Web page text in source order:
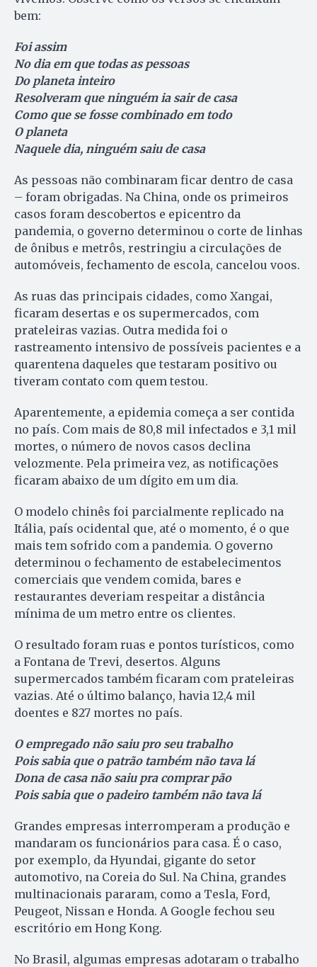
bem:
Foi assim
No dia em que todas as pessoas
Do planeta inteiro
Resolveram que ninguém ia sair de casa
Como que se fosse combinado em todo
O planeta
Naquele dia, ninguém saiu de casa
As pessoas não combinaram ficar dentro de casa
– foram obrigadas. Na China, onde os primeiros
casos foram descobertos e epicentro da
pandemia, o governo determinou o corte de linhas
de ônibus e metrôs, restringiu a circulações de
automóveis, fechamento de escola, cancelou voos.
As ruas das principais cidades, como Xangai,
ficaram desertas e os supermercados, com
prateleiras vazias. Outra medida foi o
rastreamento intensivo de possíveis pacientes e a
quarentena daqueles que testaram positivo ou
tiveram contato com quem testou.
Aparentemente, a epidemia começa a ser contida
no país. Com mais de 80,8 mil infectados e 3,1 mil
mortes, o número de novos casos declina
velozmente. Pela primeira vez, as notificações
ficaram abaixo de um dígito em um dia.
O modelo chinês foi parcialmente replicado na
Itália, país ocidental que, até o momento, é o que
mais tem sofrido com a pandemia. O governo
determinou o fechamento de estabelecimentos
comerciais que vendem comida, bares e
restaurantes deveriam respeitar a distância
mínima de um metro entre os clientes.
O resultado foram ruas e pontos turísticos, como
a Fontana de Trevi, desertos. Alguns
supermercados também ficaram com prateleiras
vazias. Até o último balanço, havia 12,4 mil
doentes e 827 mortes no país.
O empregado não saiu pro seu trabalho
Pois sabia que o patrão também não tava lá
Dona de casa não saiu pra comprar pão
Pois sabia que o padeiro também não tava lá
Grandes empresas interromperam a produção e
mandaram os funcionários para casa. É o caso,
por exemplo, da Hyundai, gigante do setor
automotivo, na Coreia do Sul. Na China, grandes
multinacionais pararam, como a Tesla, Ford,
Peugeot, Nissan e Honda. A Google fechou seu
escritório em Hong Kong.
No Brasil, algumas empresas adotaram o trabalho